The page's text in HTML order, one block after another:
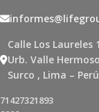
Calle Los Laureles
Urb. Valle Hermoso
Surco , Lima – Perú
71427321893